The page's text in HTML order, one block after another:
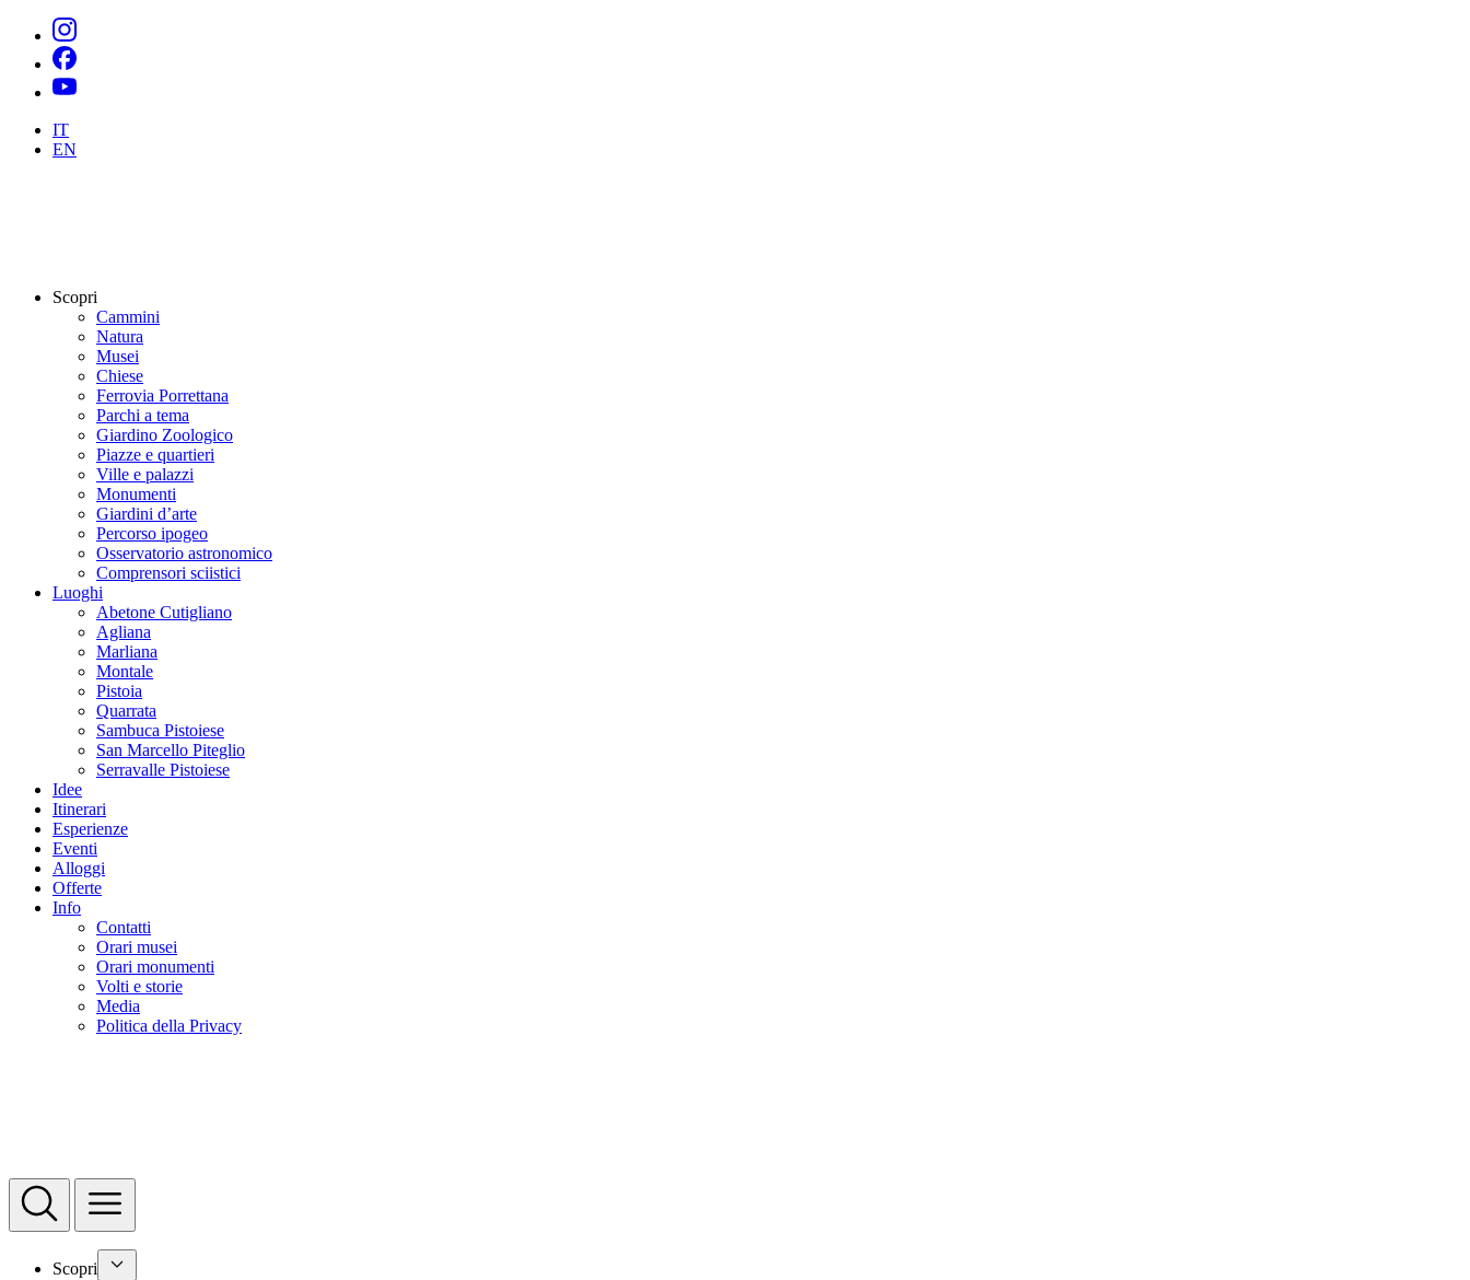
IT
EN
Scopri
Cammini
Natura
Musei
Chiese
Ferrovia Porrettana
Parchi a tema
Giardino Zoologico
Piazze e quartieri
Ville e palazzi
Monumenti
Giardini d’arte
Percorso ipogeo
Osservatorio astronomico
Comprensori sciistici
Luoghi
Abetone Cutigliano
Agliana
Marliana
Montale
Pistoia
Quarrata
Sambuca Pistoiese
San Marcello Piteglio
Serravalle Pistoiese
Idee
Itinerari
Esperienze
Eventi
Alloggi
Offerte
Info
Contatti
Orari musei
Orari monumenti
Volti e storie
Media
Politica della Privacy
Scopri